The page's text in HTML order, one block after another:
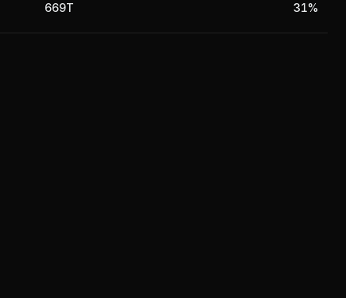
trực tiếp đến việc triển khai thực hiện sản phẩm Công ty.
669T 31%